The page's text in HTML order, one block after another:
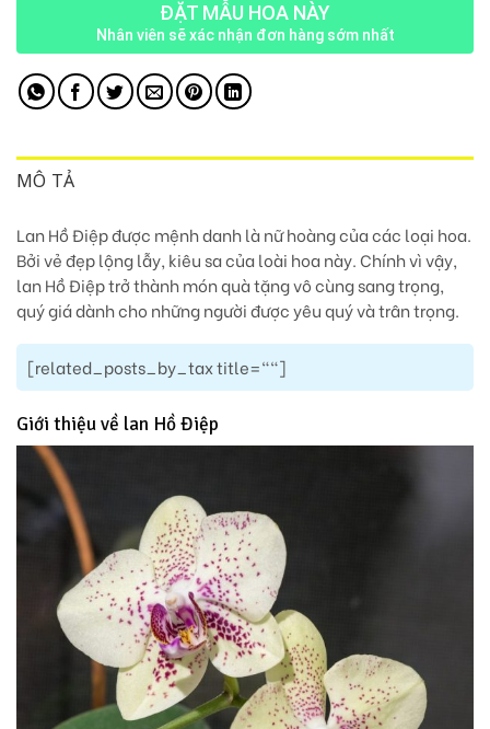
ĐẶT MẪU HOA NÀY
Nhân viên sẽ xác nhận đơn hàng sớm nhất
MÔ TẢ
Lan Hồ Điệp được mệnh danh là nữ hoàng của các loại hoa.
Bởi vẻ đẹp lộng lẫy, kiêu sa của loài hoa này. Chính vì vậy,
lan Hồ Điệp trở thành món quà tặng vô cùng sang trọng,
quý giá dành cho những người được yêu quý và trân trọng.
[related_posts_by_tax title=""]
Giới thiệu về lan Hồ Điệp